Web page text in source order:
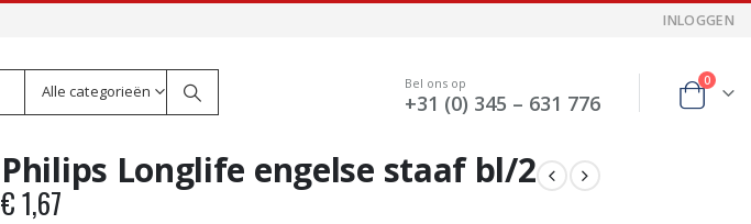
INLOGGEN
Alle categorieën Bel ons op
+31 (0) 345 – 631 776
0
Philips Longlife engelse staaf bl/2
€1,67